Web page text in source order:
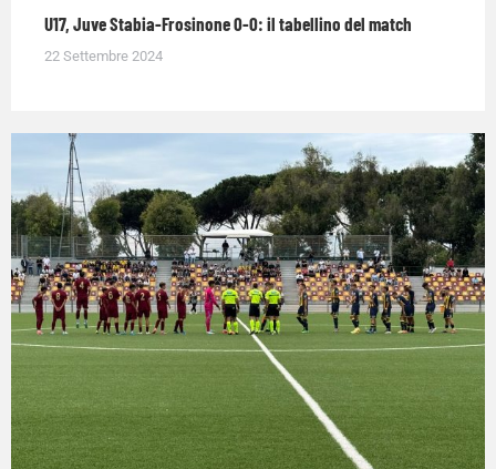
U17, Juve Stabia-Frosinone 0-0: il tabellino del match
22 Settembre 2024